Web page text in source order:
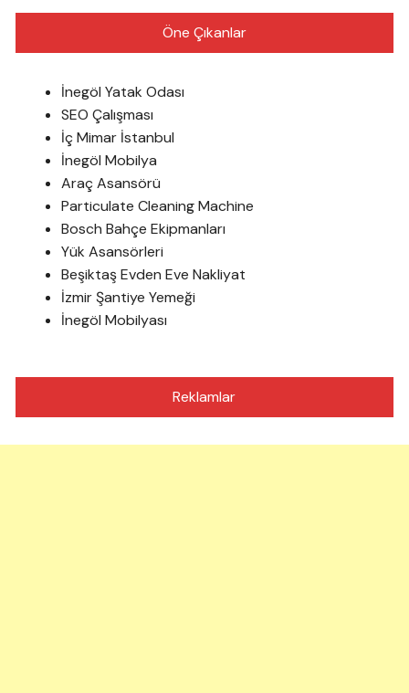
Öne Çıkanlar
İnegöl Yatak Odası
SEO Çalışması
İç Mimar İstanbul
İnegöl Mobilya
Araç Asansörü
Particulate Cleaning Machine
Bosch Bahçe Ekipmanları
Yük Asansörleri
Beşiktaş Evden Eve Nakliyat
İzmir Şantiye Yemeği
İnegöl Mobilyası
Reklamlar